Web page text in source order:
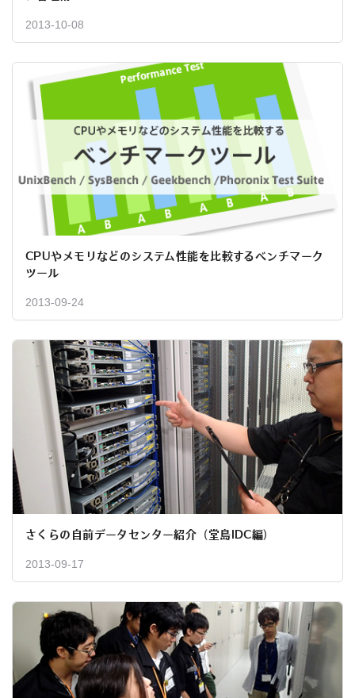
2013-10-08
CPUやメモリなどのシステム性能を比較するベンチマーク
ツール
2013-09-24
さくらの自前データセンター紹介（堂島IDC編）
2013-09-17